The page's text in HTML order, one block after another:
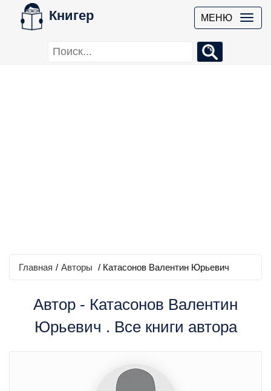
Книгер МЕНЮ
Главная / Авторы / Катасонов Валентин Юрьевич
Автор - Катасонов Валентин
Юрьевич . Все книги автора